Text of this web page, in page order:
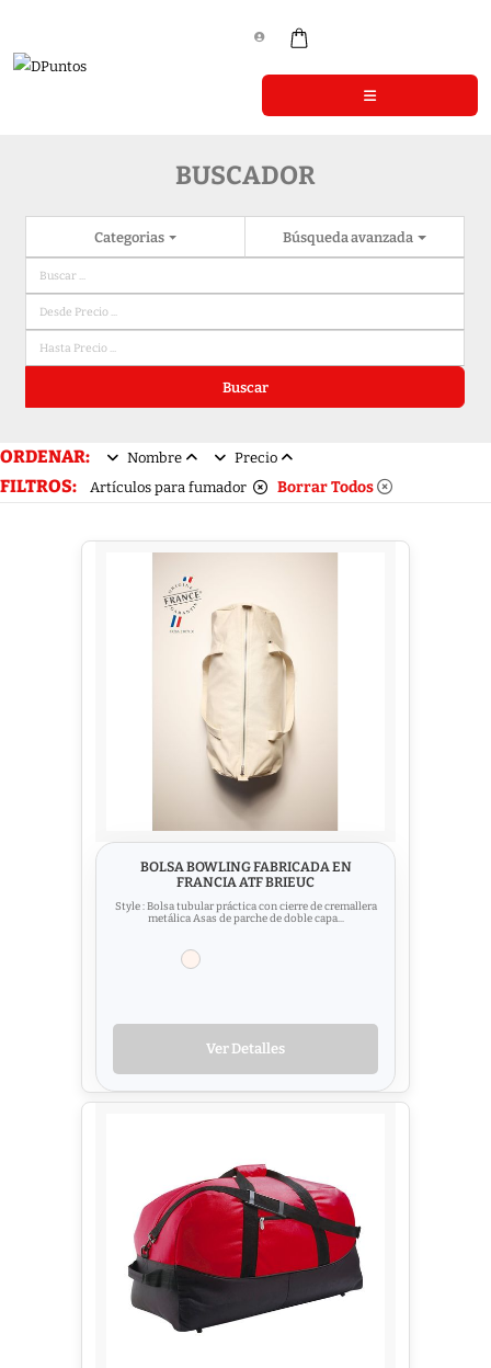
BUSCADOR
Categorias Búsqueda avanzada
Buscar
ORDENAR: Nombre Precio
FILTROS: Artículos para fumador Borrar Todos
BOLSA BOWLING FABRICADA EN
FRANCIA ATF BRIEUC
Style : Bolsa tubular práctica con cierre de cremallera
metálica Asas de parche de doble capa...
Ver Detalles